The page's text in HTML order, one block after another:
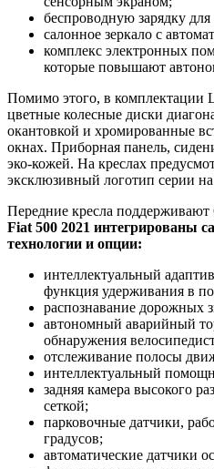
беспроводную зарядку
салонное зеркало с
комплекс электронных
которые повышают
Помимо этого, в комплектации
цветные колесные диски
окантовкой и хромированные
окнах. Приборная панель,
эко-кожей. На креслах
эксклюзивный логотип серии
Передние кресла поддерживают
Fiat 500 2021 интегрированы
технологии и опции:
интеллектуальный
функция удерживания в
распознавание дорожных
автономный аварийный
обнаружения
отслеживание полосы
интеллектуальный
задняя камера высокого
сеткой;
парковочные датчики,
градусов;
автоматические датчики